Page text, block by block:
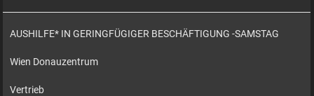
AUSHILFE* IN GERINGFÜGIGER BESCHÄFTIGUNG -SAMSTAG
Wien Donauzentrum
Vertrieb